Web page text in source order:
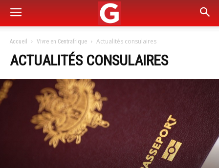
Accueil Vivre en Centrafrique Actualités consulaires
ACTUALITÉS CONSULAIRES